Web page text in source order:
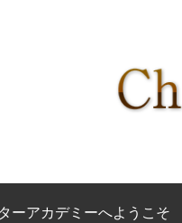
ーアカデミーへようこそ